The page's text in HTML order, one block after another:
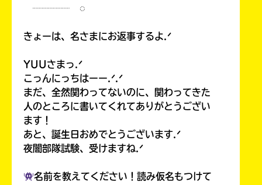
┈┈┈┈ ◌
きょーは、名さまにお返事するよ.ᐟ
YUUさまっ.ᐟ
こっんにっちはーー.ᐟ.ᐟ
まだ、全然関わってないのに、関わってきた
人のところに書いてくれてありがとうござい
ます！
あと、誕生日おめでとうございます.ᐟ
夜闇部隊試験、受けますね.ᐟ
名前を教えてください！読み仮名もつけて